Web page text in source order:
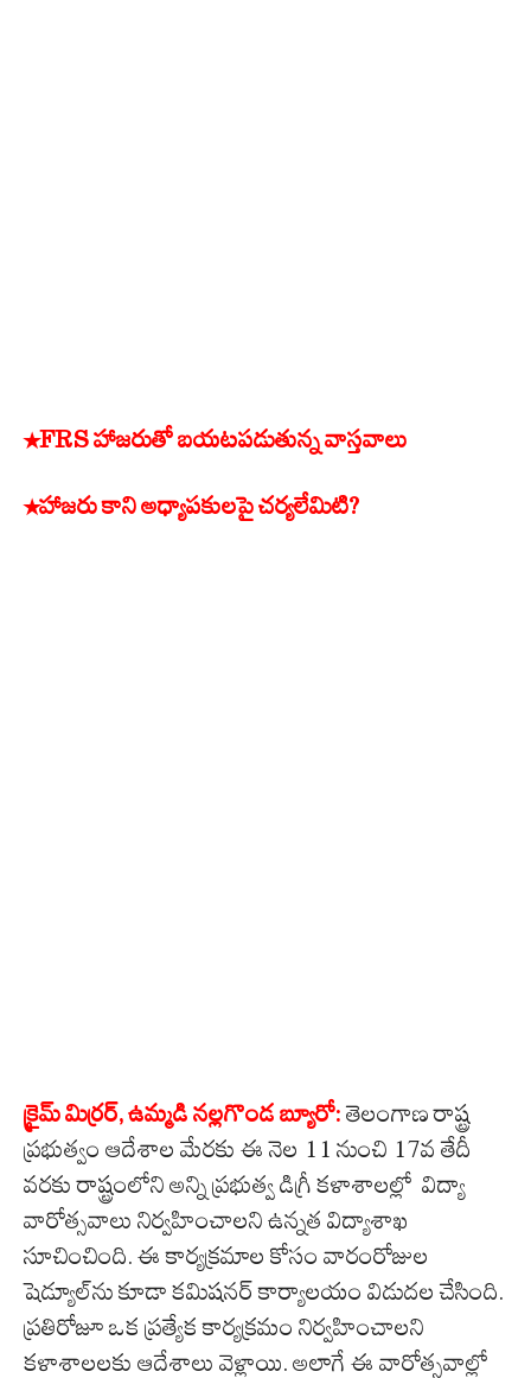
*FRS హాజరుతో బయటపడుతున్న వాస్తవాలు
*హాజరు కాని అధ్యాపకులపై చర్యలేమిటి?
క్రైమ్ మిర్రర్, ఉమ్మడి నల్లగొండ బ్యూరో: తెలంగాణ రాష్ట్ర
ప్రభుత్వం ఆదేశాల మేరకు ఈ నెల 11 నుంచి 17వ తేదీ
వరకు రాష్ట్రంలోని అన్ని ప్రభుత్వ డిగ్రీ కళాశాలల్లో విద్యా
వారోత్సవాలు నిర్వహించాలని ఉన్నత విద్యాశాఖ
సూచించింది. ఈ కార్యక్రమాల కోసం వారంరోజుల
షెడ్యూల్‌ను కూడా కమిషనర్ కార్యాలయం విడుదల చేసింది.
ప్రతిరోజూ ఒక ప్రత్యేక కార్యక్రమం నిర్వహించాలని
కళాశాలలకు ఆదేశాలు వెళ్లాయి. అలాగే ఈ వారోత్సవాల్లో